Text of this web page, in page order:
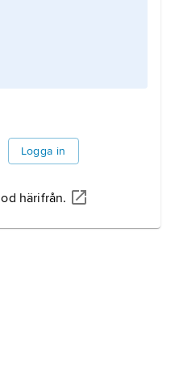
Logga in
härifrån.